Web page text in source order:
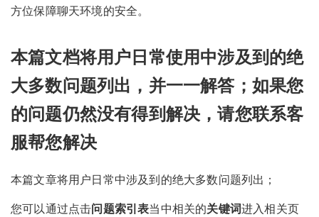
方位保障聊天环境的安全。
本篇文档将用户日常使用中涉及到的绝
大多数问题列出，并一一解答；如果您
的问题仍然没有得到解决，请您联系客
服帮您解决
本篇文章将用户日常中涉及到的绝大多数问题列出；
您可以通过点击问题索引表当中相关的关键词进入相关页